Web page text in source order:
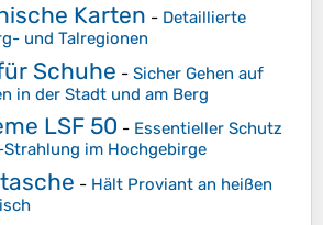
Karten - Detaillierte
und Talregionen
Schuhe - Sicher Gehen auf
in der Stadt und am Berg
LSF 50 - Essentieller Schutz
im Hochgebirge
- Hält Proviant an heißen